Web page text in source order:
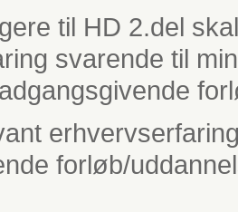
til HD 2.del
svarende til
forløb/